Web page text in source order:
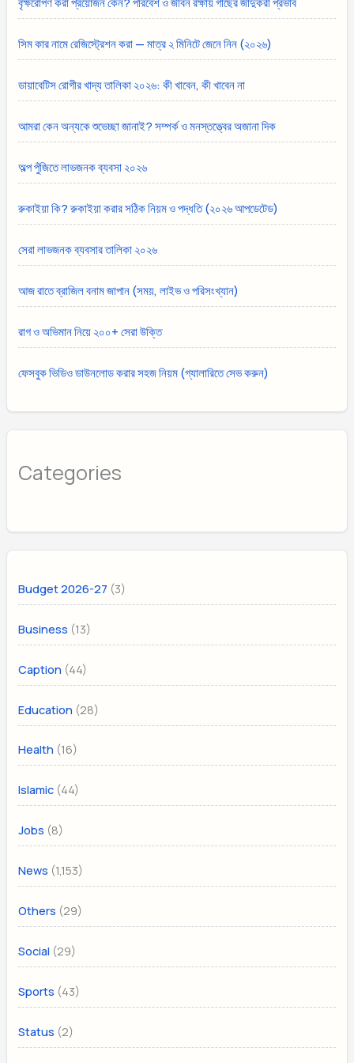
সিম কার নামে রেজিস্ট্রেশন করা — মাত্র ২ মিনিটে জেনে নিন (২০২৬)
ডায়াবেটিস রোগীর খাদ্য তালিকা ২০২৬: কী খাবেন, কী খাবেন না
আমরা কেন অন্যকে শুভেচ্ছা জানাই? সম্পর্ক ও মনস্তত্ত্বের অজানা দিক
অল্প পুঁজিতে লাভজনক ব্যবসা ২০২৬
রুকাইয়া কি? রুকাইয়া করার সঠিক নিয়ম ও পদ্ধতি (২০২৬ আপডেটেড)
সেরা লাভজনক ব্যবসার তালিকা ২০২৬
আজ রাতে ব্রাজিল বনাম জাপান (সময়, লাইভ ও পরিসংখ্যান)
রাগ ও অভিমান নিয়ে ২০০+ সেরা উক্তি
ফেসবুক ভিডিও ডাউনলোড করার সহজ নিয়ম (গ্যালারিতে সেভ করুন)
Categories
Budget 2026-27 (3)
Business (13)
Caption (44)
Education (28)
Health (16)
Islamic (44)
Jobs (8)
News (1,153)
Others (29)
Social (29)
Sports (43)
Status (2)